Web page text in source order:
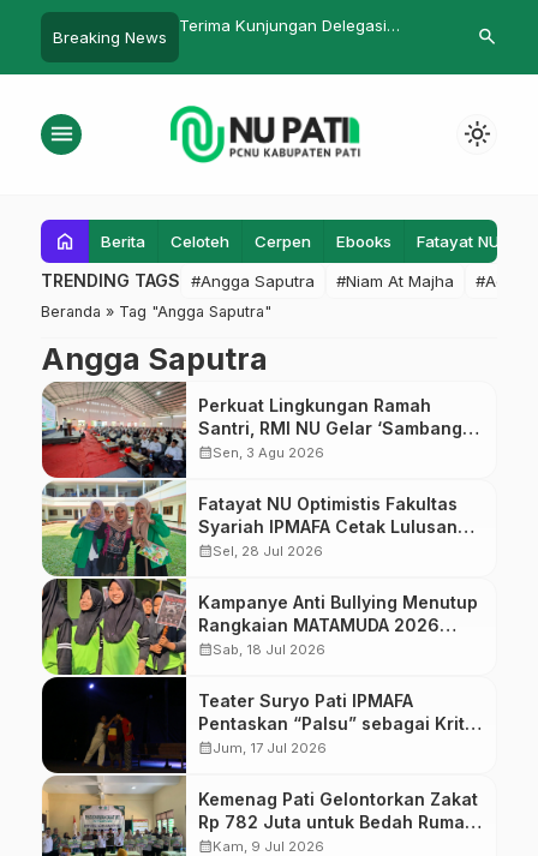
Breaking News
dengan Al Qur’an
‎Terima Kunjungan Delegasi
Buka Peluang Kemitraan
Pendidikan Internasional
PC IPNU
search
menu light_mode
home Berita Celoteh Cerpen Ebooks Fatayat NU
TRENDING TAGS #Angga Saputra #Niam At Majha #Admin
Beranda » Tag "Angga Saputra"
Angga Saputra
Perkuat Lingkungan Ramah
Santri, RMI NU Gelar ‘Sambang
Pesantren’ di Pati
calendar_monthSen, 3 Agu 2026
Fatayat NU Optimistis Fakultas
Syariah IPMAFA Cetak Lulusan
yang Dibutuhkan Masyarakat
calendar_monthSel, 28 Jul 2026
Kampanye Anti Bullying Menutup
Rangkaian MATAMUDA 2026
MTs-MA Manbaul Ulum
calendar_monthSab, 18 Jul 2026
Teater Suryo Pati IPMAFA
Pentaskan “Palsu” sebagai Kritik
Sosial
calendar_monthJum, 17 Jul 2026
Kemenag Pati Gelontorkan Zakat
Rp 782 Juta untuk Bedah Rumah
dan Modal Usaha
calendar_monthKam, 9 Jul 2026